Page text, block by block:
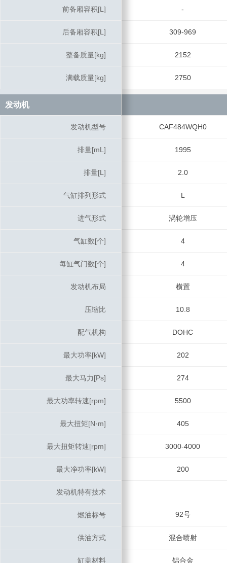
前备厢容积[L] -
后备厢容积[L] 309-969
整备质量[kg] 2152
满载质量[kg] 2750
发动机
发动机型号 CAF484WQH0
排量[mL] 1995
排量[L] 2.0
气缸排列形式 L
进气形式 涡轮增压
气缸数[个] 4
每缸气门数[个] 4
发动机布局 横置
压缩比 10.8
配气机构 DOHC
最大功率[kW] 202
最大马力[Ps] 274
最大功率转速[rpm] 5500
最大扭矩[N·m] 405
最大扭矩转速[rpm] 3000-4000
最大净功率[kW] 200
发动机特有技术
燃油标号 92号
供油方式 混合喷射
缸盖材料 铝合金
前备厢容积[L]
后备厢容积[L]
整备质量[kg]
满载质量[kg]
发动机
发动机型号
排量[mL]
排量[L]
气缸排列形式
进气形式
气缸数[个]
每缸气门数[个]
发动机布局
压缩比
配气机构
最大功率[kW]
最大马力[Ps]
最大功率转速[rpm]
最大扭矩[N·m]
最大扭矩转速[rpm]
最大净功率[kW]
发动机特有技术
燃油标号
供油方式
缸盖材料